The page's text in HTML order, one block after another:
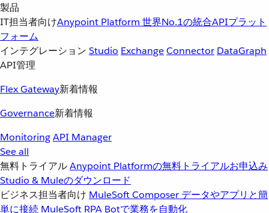
製品
IT担当者向けAnypoint Platform 世界No.1の統合APIプラット
フォーム
インテグレーション Studio ExchangeConnector DataGraph
API管理
Flex Gateway新着情報
Governance新着情報
MonitoringAPI Manager
See all
無料トライアルAnypoint Platformの無料トライアルお申込み
Studio & Muleのダウンロード
ビジネス担当者向け MuleSoft Composer データやアプリと簡
単に接続 MuleSoft RPA Botで業務を自動化